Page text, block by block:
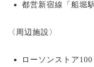
都営新宿線「船堀
〈周辺施設〉
ローソンストア